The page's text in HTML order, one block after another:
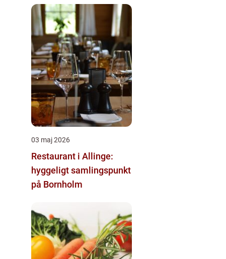
03 maj 2026
Restaurant i Allinge:
hyggeligt samlingspunkt
på Bornholm